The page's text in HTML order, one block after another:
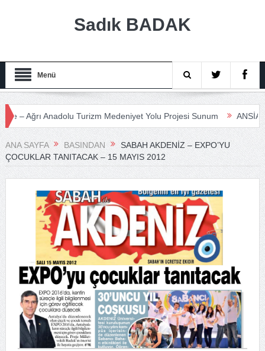
Sadık BADAK
Menü
Ağrı Anadolu Turizm Medeniyet Yolu Projesi Sunum ANSİAD
ANA SAYFA BASINDAN
SABAH AKDENIZ – EXPO’YU
ÇOCUKLAR TANITACAK – 15 MAYIS 2012